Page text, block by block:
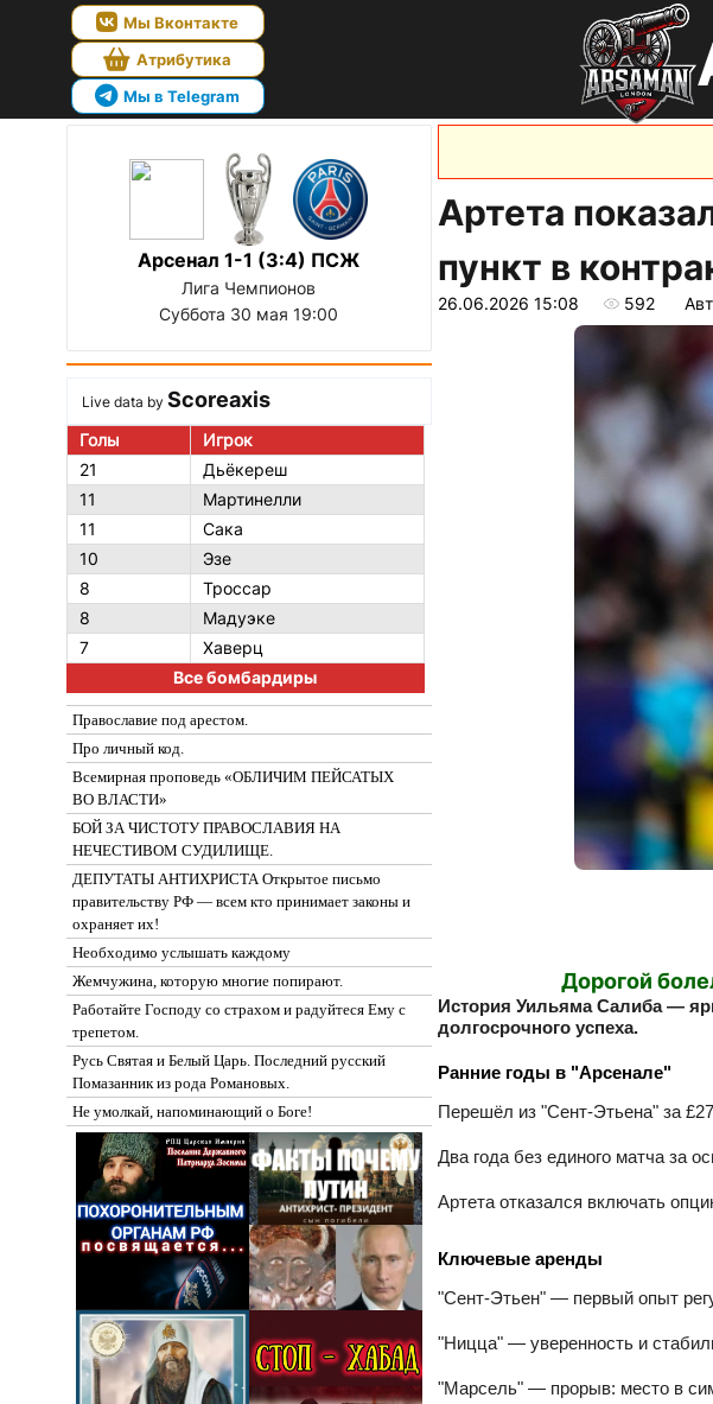
Мы Вконтакте
Атрибутика
Мы в Telegram
Арсенал 1-1 (3:4) ПСЖ
Лига Чемпионов
Суббота 30 мая 19:00
Live data by Scoreaxis
Голы
Игрок
21
Дьёкереш
11
Мартинелли
11
Сака
10
Эзе
8
Троссар
8
Мадуэке
7
Хаверц
Все бомбардиры
Православие под арестом.
Про личный код.
Всемирная проповедь «ОБЛИЧИМ ПЕЙСАТЫХ
ВО ВЛАСТИ»
БОЙ ЗА ЧИСТОТУ ПРАВОСЛАВИЯ НА
НЕЧЕСТИВОМ СУДИЛИЩЕ.
ДЕПУТАТЫ АНТИХРИСТА Открытое письмо
правительству РФ — всем кто принимает законы и
охраняет их!
Необходимо услышать каждому
Жемчужина, которую многие попирают.
Работайте Господу со страхом и радуйтеся Ему с
трепетом.
Русь Святая и Белый Царь. Последний русский
Помазанник из рода Романовых.
Не умолкай, напоминающий о Боге!
Артета
пункт в
26.06.2026 15:08 592
Дорогой
История Уильяма Салиба —
долгосрочного успеха.
Ранние годы в "Арсенале"
Перешёл из "Сент‑Этьена" за
Два года без единого матча за
Артета отказался включать
Ключевые аренды
"Сент‑Этьен" — первый опыт
"Ницца" — уверенность и
"Марсель" — прорыв: место в